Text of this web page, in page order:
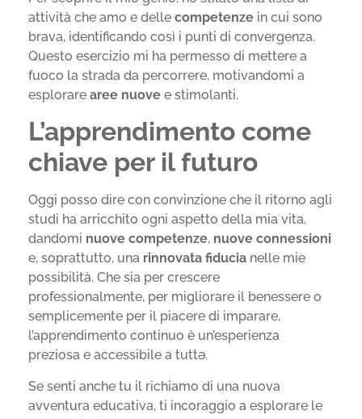
attività che amo e delle competenze in cui sono
brava, identificando così i punti di convergenza.
Questo esercizio mi ha permesso di mettere a
fuoco la strada da percorrere, motivandomi a
esplorare aree nuove e stimolanti.
L’apprendimento come
chiave per il futuro
Oggi posso dire con convinzione che il ritorno agli
studi ha arricchito ogni aspetto della mia vita,
dandomi nuove competenze, nuove connessioni
e, soprattutto, una rinnovata fiducia nelle mie
possibilità. Che sia per crescere
professionalmente, per migliorare il benessere o
semplicemente per il piacere di imparare,
l’apprendimento continuo è un’esperienza
preziosa e accessibile a tuttə.
Se senti anche tu il richiamo di una nuova
avventura educativa, ti incoraggio a esplorare le